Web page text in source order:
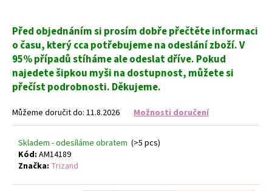
Před objednáním si prosím dobře přečtěte informaci
o času, který cca potřebujeme na odeslání zboží. V
95% případů stíháme ale odeslat dříve. Pokud
najedete šipkou myši na dostupnost, můžete si
přečíst podrobnosti. Děkujeme.
Můžeme doručit do: 11.8.2026 Možnosti doručení
Skladem - odesíláme obratem (>5 pcs)
Kód: AM14189
Značka: Trizand
e
TERMOIZOLAČNÍ
SÁČEK
NA
SNÍDANI
A
OBĚD
ŠEDÝ
149
Kč